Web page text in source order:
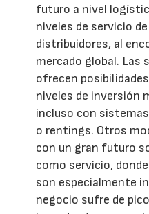
futuro a nivel
niveles de servicio
distribuidores, al
mercado global. Las
ofrecen
niveles de inversión
incluso con
o rentings. Otros
con un gran futuro
como servicio,
son especialmente
negocio sufre de